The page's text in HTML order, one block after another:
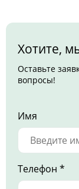
Хотите,
Оставьте
вопросы!
Имя
Телефон *